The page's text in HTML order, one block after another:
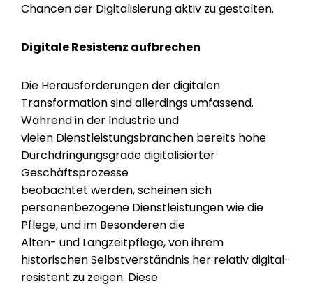
Chancen der Digitalisierung aktiv zu gestalten.
Digitale Resistenz aufbrechen
Die Herausforderungen der digitalen
Transformation sind allerdings umfassend.
Während in der Industrie und
vielen Dienstleistungsbranchen bereits hohe
Durchdringungsgrade digitalisierter
Geschäftsprozesse
beobachtet werden, scheinen sich
personenbezogene Dienstleistungen wie die
Pflege, und im Besonderen die
Alten- und Langzeitpflege, von ihrem
historischen Selbstverständnis her relativ digital-
resistent zu zeigen. Diese